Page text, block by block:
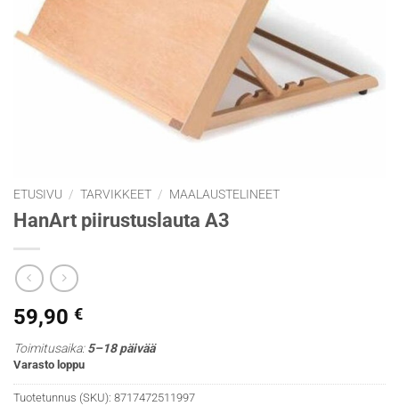
ETUSIVU / TARVIKKEET / MAALAUSTELINEET
HanArt piirustuslauta A3
59,90 €
Toimitusaika:5–18 päivää
Varasto loppu
Tuotetunnus (SKU): 8717472511997